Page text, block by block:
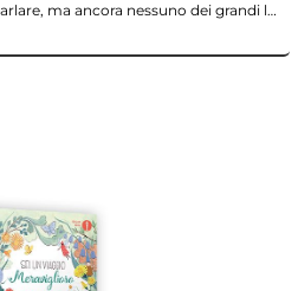
ma ancora nessuno dei grandi l…